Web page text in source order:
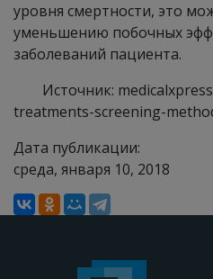
уровня смертности, это
уменьшению побочных
заболеваний пациента.
Источник:
treatments-screening-
Дата публикации:
среда, января 10, 2018